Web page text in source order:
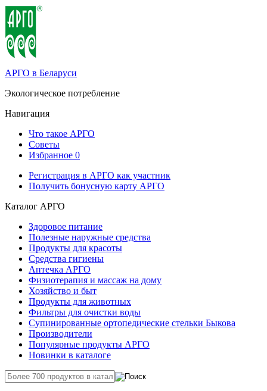
АРГО в Беларуси
Экологическое потребление
Навигация
Что такое АРГО
Советы
Избранное 0
Регистрация в АРГО как участник
Получить бонусную карту АРГО
Каталог АРГО
Здоровое питание
Полезные наружные средства
Продукты для красоты
Средства гигиены
Аптечка АРГО
Физиотерапия и массаж на дому
Хозяйство и быт
Продукты для животных
Фильтры для очистки воды
Супинированные ортопедические стельки Быкова
Производители
Популярные продукты АРГО
Новинки в каталоге